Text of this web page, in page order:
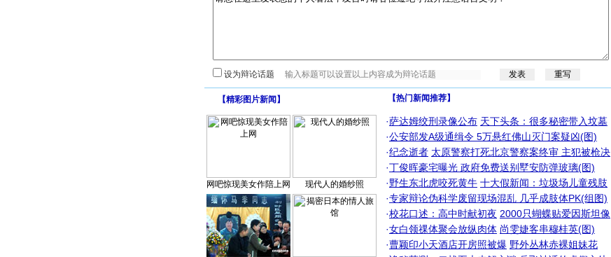
设为辩论话题
【精彩图片新闻 】
网吧惊现美女作陪上网 现代人的婚纱照
【热门新闻推荐】
·萨达姆绞刑录像公布 天下头条：很多秘密带入坟墓
·公安部发A级通缉令 5万悬红佛山灭门案疑凶(图)
·纪念逝者 太原警察打死北京警察案终审 主犯被枪决
·丁俊晖豪宅曝光 政府免费送别墅安防弹玻璃(图)
·野生东北虎咬死黄牛 十大假新闻：垃圾场儿童残肢
·专家辩论伪科学废留现场混乱 几乎成肢体PK(组图)
·校花口述：高中时献初夜 2000只蝴蝶贴爱因斯坦像
·女白领祼体聚会放纵肉体 尚雯婕客串穆桂英(图)
·曹颖印小天酒店开房照被爆 野外丛林赤裸姐妹花